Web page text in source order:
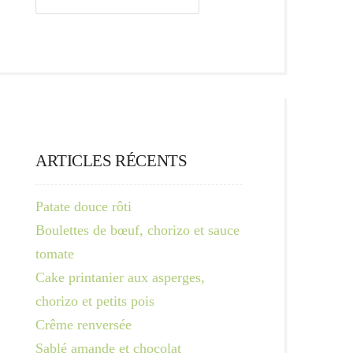
ARTICLES RÉCENTS
Patate douce rôti
Boulettes de bœuf, chorizo et sauce
tomate
Cake printanier aux asperges,
chorizo et petits pois
Crême renversée
Sablé amande et chocolat